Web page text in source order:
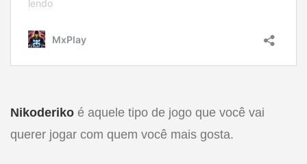
Nikoderiko é aquele tipo de jogo que você vai
querer jogar com quem você mais gosta.